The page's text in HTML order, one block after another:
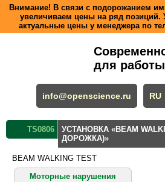
Внимание! В связи с подорожанием
увеличиваем цены на ряд позиций.
актуальные цены у менеджера по
для
info@openscience.ru RU
TS0806
УСТАНОВКА «BEAM
ДОРОЖКА)»
BEAM WALKING TEST
Моторные нарушения